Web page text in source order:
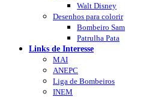
Walt Disney
Desenhos para colorir
Bombeiro Sam
Patrulha Pata
Links de Interesse
MAI
ANEPC
Liga de Bombeiros
INEM